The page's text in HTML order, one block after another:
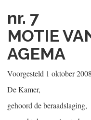
nr. 7
MOTIE
AGEMA
Voorgesteld 1 oktober 2008
De Kamer,
gehoord de beraadslaging,